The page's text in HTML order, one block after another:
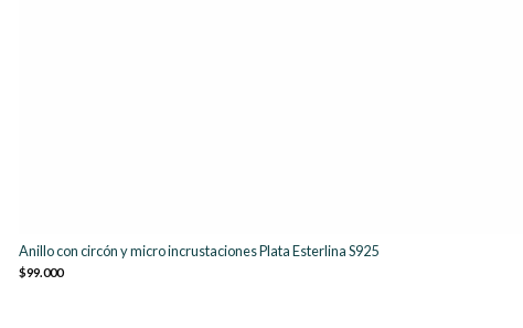
Anillo con circón y micro incrustaciones Plata Esterlina S925
$99.000